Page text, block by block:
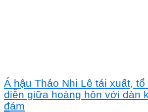
Á hậu Thảo Nhi Lê tái xuất,
diễn giữa hoàng hôn với dàn
đám